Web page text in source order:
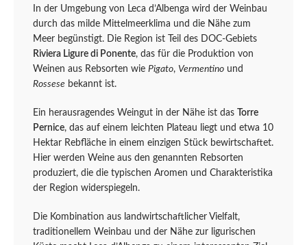
In der Umgebung von Leca d’Albenga wird der Weinbau
durch das milde Mittelmeerklima und die Nähe zum
Meer begünstigt. Die Region ist Teil des DOC-Gebiets
Riviera Ligure di Ponente, das für die Produktion von
Weinen aus Rebsorten wie Pigato, Vermentino und
Rossese bekannt ist.
Ein herausragendes Weingut in der Nähe ist das Torre
Pernice, das auf einem leichten Plateau liegt und etwa 10
Hektar Rebfläche in einem einzigen Stück bewirtschaftet.
Hier werden Weine aus den genannten Rebsorten
produziert, die die typischen Aromen und Charakteristika
der Region widerspiegeln.
Die Kombination aus landwirtschaftlicher Vielfalt,
traditionellem Weinbau und der Nähe zur ligurischen